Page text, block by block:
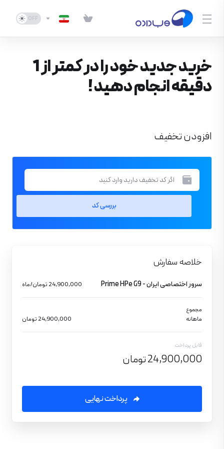
خرید جدید خود را در کمتر از 1
دقیقه انجام دهید !
افزودن تخفیف
بررسی کد
خلاصه سفارش
سرور اختصاصی ایران - Prime HPe G9 24,900,000 تومان/ماه
مجموع
ماهانه 24,900,000 تومان
قابل پرداخت
24,900,000 تومان
پرداخت نهایی